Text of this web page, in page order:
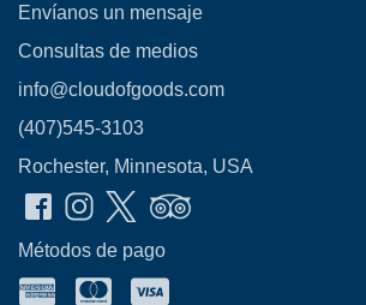
Envíanos un mensaje
Consultas de medios
info@cloudofgoods.com
(407)545-3103
Rochester, Minnesota, USA
Métodos de pago